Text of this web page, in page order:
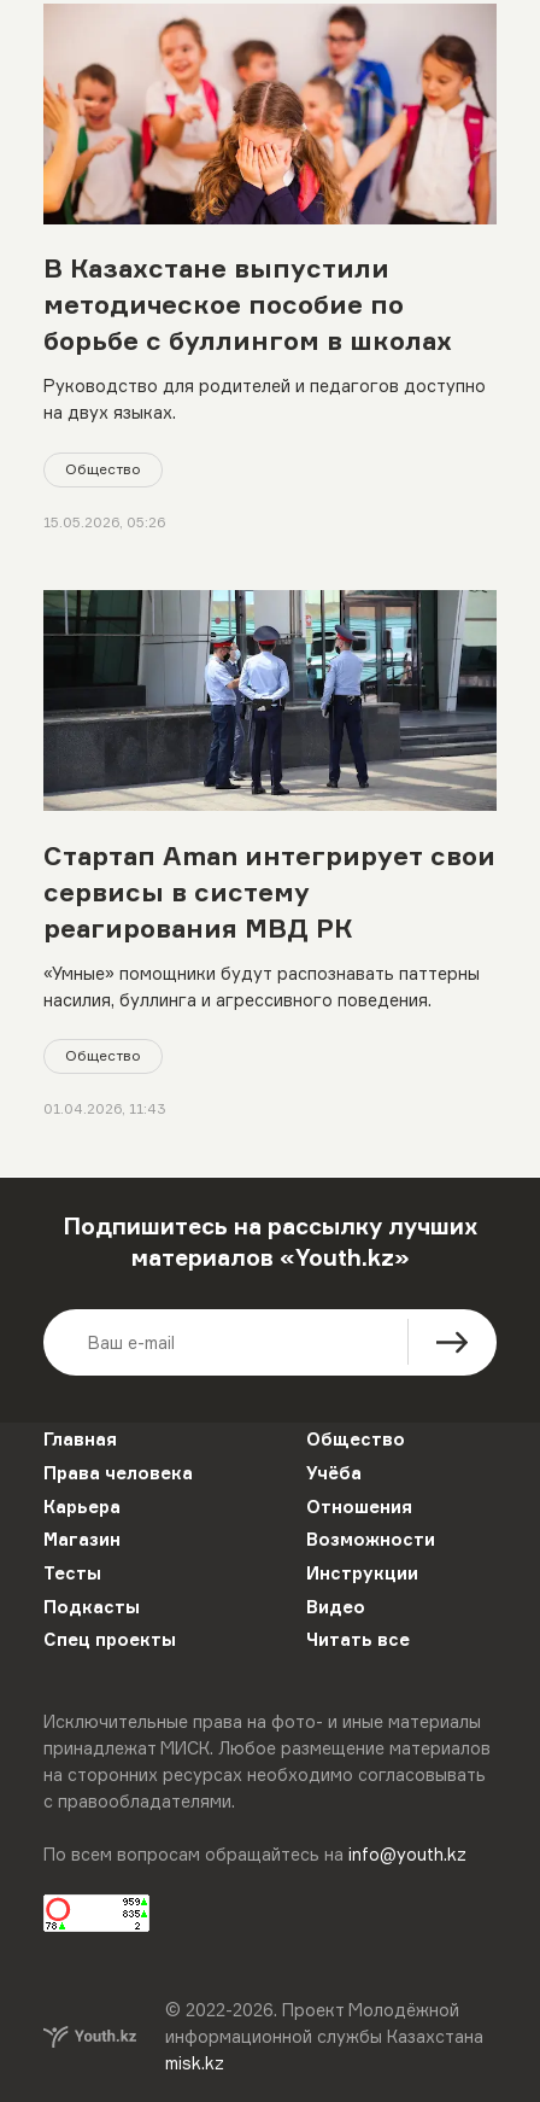
В Казахстане выпустили
методическое пособие по
борьбе с буллингом в школах
Руководство для родителей и педагогов доступно
на двух языках.
Общество
15.05.2026, 05:26
Стартап Aman интегрирует свои
сервисы в систему
реагирования МВД РК
«Умные» помощники будут распознавать паттерны
насилия, буллинга и агрессивного поведения.
Общество
01.04.2026, 11:43
Подпишитесь на рассылку лучших
материалов «Youth.kz»
Главная
Общество
Права человека
Учёба
Карьера
Отношения
Магазин
Возможности
Тесты
Инструкции
Подкасты
Видео
Спец проекты
Читать все
Исключительные права на фото- и иные материалы
принадлежат МИСК. Любое размещение материалов
на сторонних ресурсах необходимо согласовывать
с правообладателями.
По всем вопросам обращайтесь на info@youth.kz
© 2022-2026.Проект Молодёжной
информационной службы Казахстана
misk.kz